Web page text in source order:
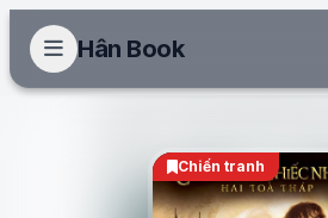
Hân Book
Chiến tranh